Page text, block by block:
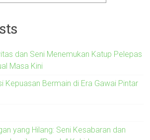
dan Seni Menemukan Katup Pelepas
Masa Kini
Kepuasan Bermain di Era Gawai Pintar
yang Hilang: Seni Kesabaran dan